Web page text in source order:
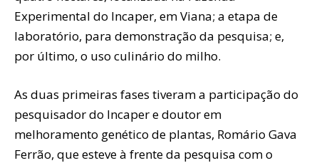
Experimental do Incaper, em Viana; a etapa de
laboratório, para demonstração da pesquisa; e,
por último, o uso culinário do milho.
As duas primeiras fases tiveram a participação do
pesquisador do Incaper e doutor em
melhoramento genético de plantas, Romário Gava
Ferrão, que esteve à frente da pesquisa com o